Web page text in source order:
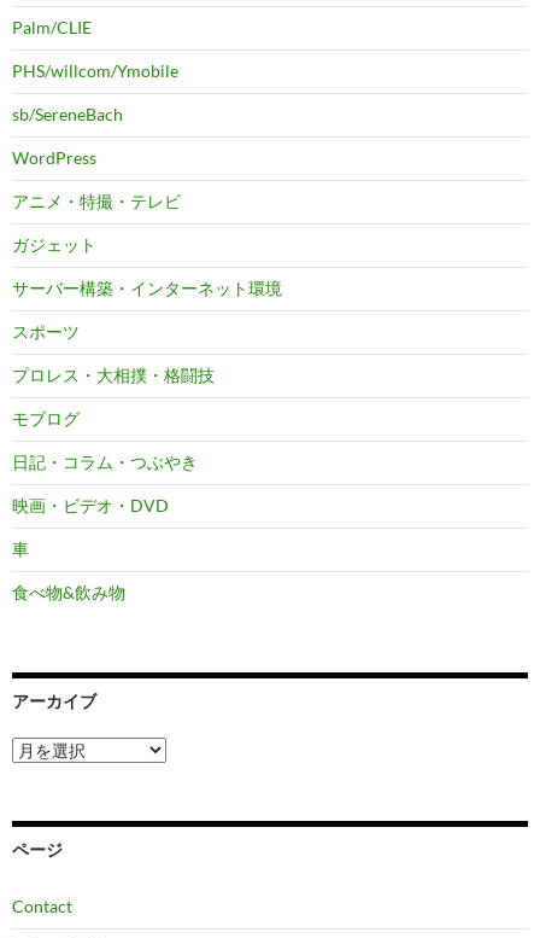
Palm/CLIE
PHS/willcom/Ymobile
sb/SereneBach
WordPress
アニメ・特撮・テレビ
ガジェット
サーバー構築・インターネット環境
スポーツ
プロレス・大相撲・格闘技
モブログ
日記・コラム・つぶやき
映画・ビデオ・DVD
車
食べ物&飲み物
アーカイブ
ア
ー
ブ
ページ
Contact